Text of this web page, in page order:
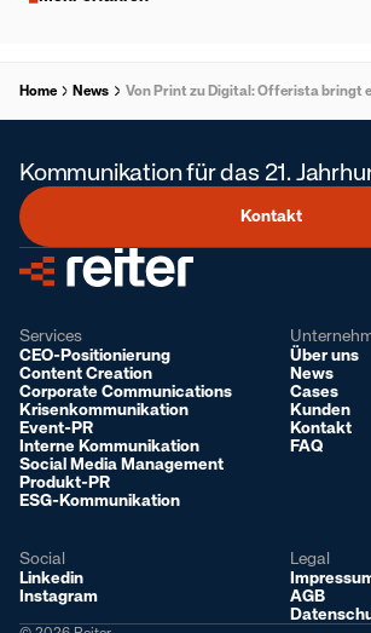
Home News
Kommunikation für das 21.
Kontakt
Services
CEO-Positionierung
Content Creation
Corporate Communications
Krisenkommunikation
Event-PR
Interne Kommunikation
Social Media Management
Produkt-PR
ESG-Kommunikation
Über uns
News
Cases
Kunden
Kontakt
FAQ
Social
Linkedin
Instagram
Legal
AGB